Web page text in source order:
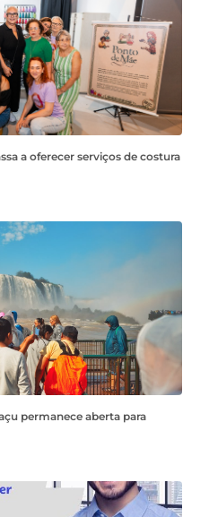
a oferecer serviços de costura
permanece aberta para